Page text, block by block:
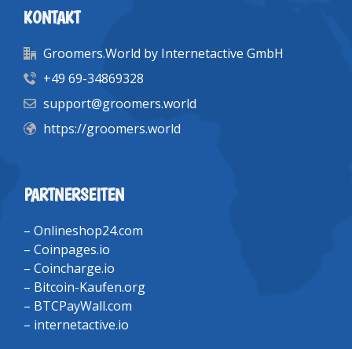
KONTAKT
Groomers.World by Internetactive GmbH
+49 69-34869328
support@groomers.world
https://groomers.world
PARTNERSEITEN
– Onlineshop24.com
– Coinpages.io
– Coincharge.io
– Bitcoin-Kaufen.org
– BTCPayWall.com
– internetactive.io